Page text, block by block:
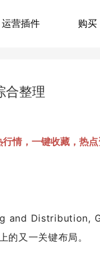
运营插件 购买
合整理
情，一键收藏，热点
and Distribution,
的又一关键布局。